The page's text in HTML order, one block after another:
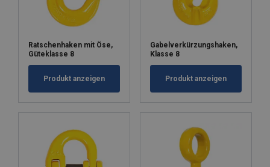
Ratschenhaken mit Öse,
Güteklasse 8
Produkt anzeigen
Gabelverkürzungshaken,
Klasse 8
Produkt anzeigen